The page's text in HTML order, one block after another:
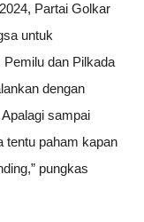
Partai Golkar
untuk
dan Pilkada
dengan
sampai
tentu paham kapan
pungkas